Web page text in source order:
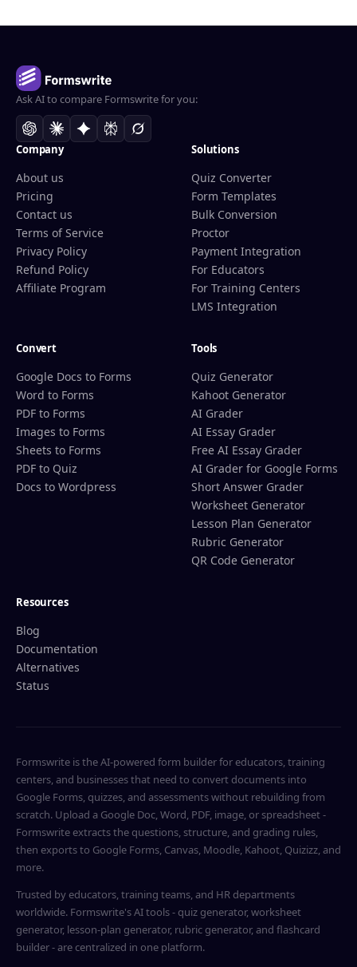
Ask AI to compare Formswrite for you:
Company
About us
Pricing
Contact us
Terms of Service
Privacy Policy
Refund Policy
Affiliate Program
Solutions
Quiz Converter
Form Templates
Bulk Conversion
Proctor
Payment Integration
For Educators
For Training Centers
LMS Integration
Convert
Google Docs to Forms
Word to Forms
PDF to Forms
Images to Forms
Sheets to Forms
PDF to Quiz
Docs to Wordpress
Tools
Quiz Generator
Kahoot Generator
AI Grader
AI Essay Grader
Free AI Essay Grader
AI Grader for Google Forms
Short Answer Grader
Worksheet Generator
Lesson Plan Generator
Rubric Generator
QR Code Generator
Resources
Blog
Documentation
Alternatives
Status
Formswrite is the AI-powered form builder for educators, training
centers, and businesses that need to convert documents into
Google Forms, quizzes, and assessments without rebuilding from
scratch. Upload a Google Doc, Word, PDF, image, or spreadsheet -
Formswrite extracts the questions, structure, and grading rules,
then exports to Google Forms, Canvas, Moodle, Kahoot, Quizizz, and
more.
Trusted by educators, training teams, and HR departments
worldwide. Formswrite's AI tools - quiz generator, worksheet
generator, lesson-plan generator, rubric generator, and flashcard
builder - are centralized in one platform.